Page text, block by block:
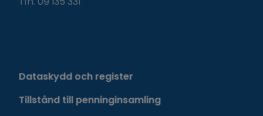
Dataskydd och register
Tillstånd till penninginsamling